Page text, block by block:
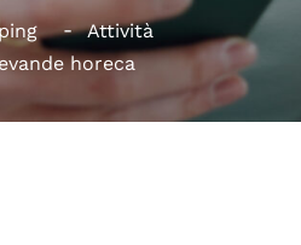
Attività
horeca